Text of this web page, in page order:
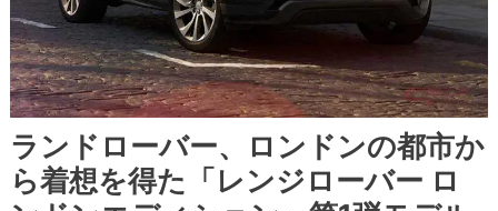
ランドローバー、ロンドンの都市か
ら着想を得た「レンジローバー ロ